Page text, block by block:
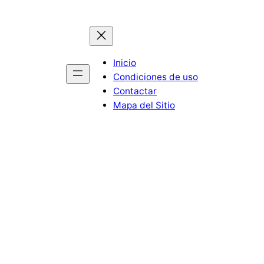
Inicio
Condiciones de uso
Contactar
Mapa del Sitio